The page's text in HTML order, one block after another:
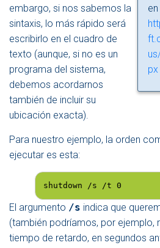
px
embargo, si nos sabemos la
sintaxis, lo más rápido será
escribirlo en el cuadro de
texto (aunque, si no es un
programa del sistema,
debemos acordarnos
también de incluir su
ubicación exacta).
Para nuestro ejemplo, la orden
ejecutar es esta:
shutdown /s /t 0
El argumento /s indica que
(también podríamos, por ejemplo,
tiempo de retardo, en segundos